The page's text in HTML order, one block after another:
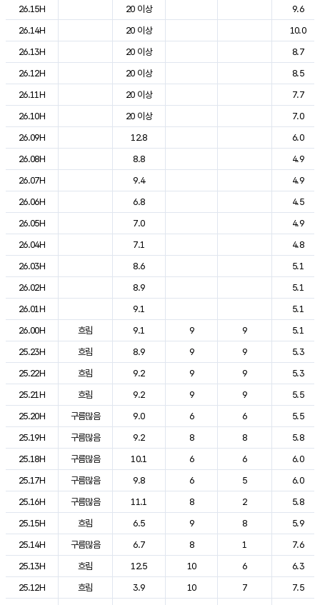
26.15H
20 이상
9.6
26.14H
20 이상
10.0
26.13H
20 이상
8.7
26.12H
20 이상
8.5
26.11H
20 이상
7.7
26.10H
20 이상
7.0
26.09H
12.8
6.0
26.08H
8.8
4.9
26.07H
9.4
4.9
26.06H
6.8
4.5
26.05H
7.0
4.9
26.04H
7.1
4.8
26.03H
8.6
5.1
26.02H
8.9
5.1
26.01H
9.1
5.1
26.00H
흐림 9.1 9 9
5.1
25.23H
흐림 8.9 9 9
5.3
25.22H
흐림 9.2 9 9
5.3
25.21H
흐림 9.2 9 9
5.5
25.20H
구름많음 9.0 6 6
5.5
25.19H
구름많음 9.2 8 8
5.8
25.18H
구름많음 10.1 6 6
6.0
25.17H
구름많음 9.8 6 5
6.0
25.16H
구름많음 11.1 8 2
5.8
25.15H
흐림 6.5 9 8
5.9
25.14H
구름많음 6.7 8 1
7.6
25.13H
흐림 12.5 10 6
6.3
25.12H
흐림 3.9 10 7
7.5